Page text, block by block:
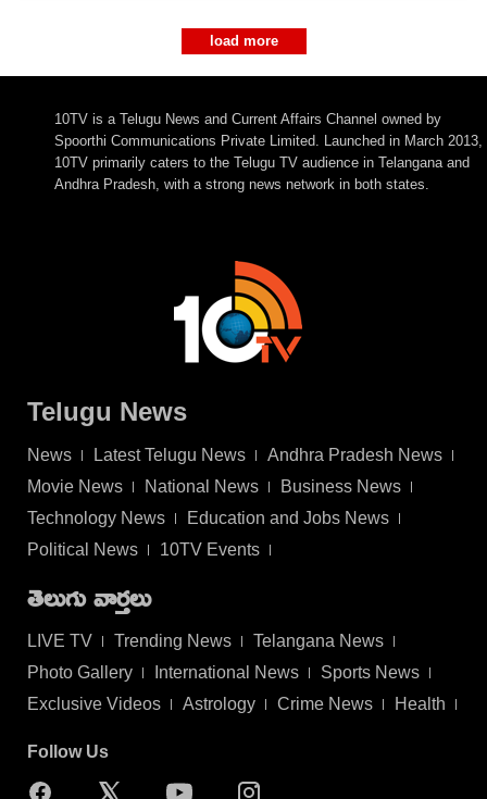
load more
10TV is a Telugu News and Current Affairs Channel owned by
Spoorthi Communications Private Limited. Launched in March 2013,
10TV primarily caters to the Telugu TV audience in Telangana and
Andhra Pradesh, with a strong news network in both states.
Telugu News
News Latest Telugu News
Andhra Pradesh News
Movie News
National News
Business News
Technology News
Education and Jobs News
Political News
10TV Events
తెలుగు వార్తలు
LIVE TV Trending News
Telangana News
Photo Gallery
International News
Sports News
Exclusive Videos
Astrology Crime News Health
Follow Us